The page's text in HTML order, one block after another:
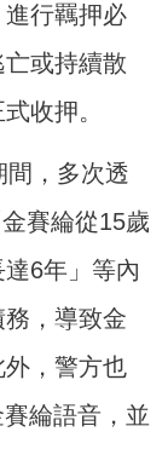
行羈押必
或持續散
收押。
間，多次透
金賽綸從15歲
6年」等內
，導致金
，警方也
綸語音，並